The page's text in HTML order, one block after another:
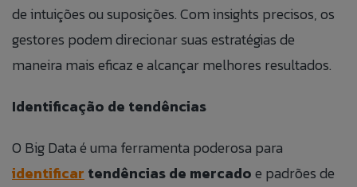
de intuições ou suposições. Com insights precisos, os
gestores podem direcionar suas estratégias de
maneira mais eficaz e alcançar melhores resultados.
Identificação de tendências
O Big Data é uma ferramenta poderosa para
identificar tendências de mercadoe padrões de